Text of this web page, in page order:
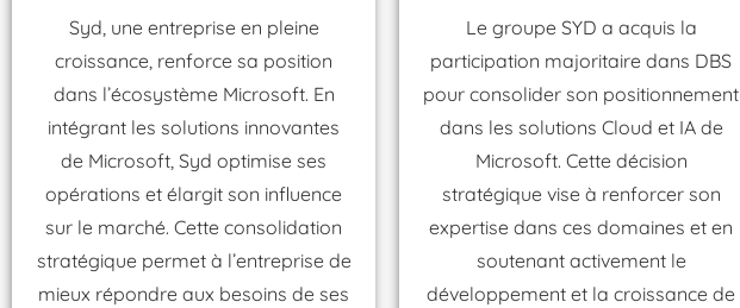
Syd, une entreprise en pleine
croissance, renforce sa position
dans l’écosystème Microsoft. En
intégrant les solutions innovantes
de Microsoft, Syd optimise ses
opérations et élargit son influence
sur le marché. Cette consolidation
stratégique permet à l’entreprise de
mieux répondre aux besoins de ses
Le groupe SYD a acquis la
participation majoritaire dans DBS
pour consolider son positionnement
dans les solutions Cloud et IA de
Microsoft. Cette décision
stratégique vise à renforcer son
expertise dans ces domaines et en
soutenant activement le
développement et la croissance de